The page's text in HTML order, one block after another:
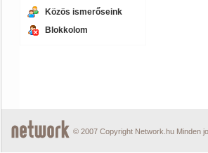
Közös ismerőseink
Blokkolom
© 2007 Copyright Network.hu Minden